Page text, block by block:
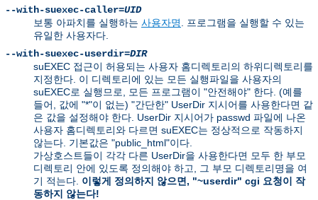
--with-suexec-caller=UID
보통 아파치를 실행하는 사용자명
. 프로그램을 실행할 수 있는
유일한 사용자다.
--with-suexec-userdir=DIR
suEXEC 접근이 허용되는 사용자 홈디렉토리의 하위디렉토리를
지정한다. 이 디렉토리에 있는 모든 실행파일을 사용자의
suEXEC로 실행므로, 모든 프로그램이 "안전해야" 한다. (예를
들어, 값에 "*"이 없는) "간단한" UserDir 지시어를 사용한다면 같
은 값을 설정해야 한다. UserDir 지시어가 passwd 파일에 나온
사용자 홈디렉토리와 다르면 suEXEC는 정상적으로 작동하지
않는다. 기본값은 "public_html"이다.
가상호스트들이 각각 다른 UserDir을 사용한다면 모두 한 부모
디렉토리 안에 있도록 정의해야 하고, 그 부모 디렉토리명을 여
기 적는다. 이렇게 정의하지 않으면, "~userdir" cgi 요청이 작
동하지 않는다!